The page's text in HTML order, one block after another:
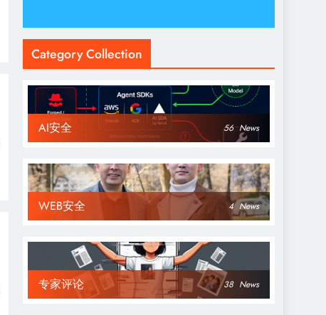
Category Collection
AI安全 56 News
WEB安全 4 News
专家评论 38 News